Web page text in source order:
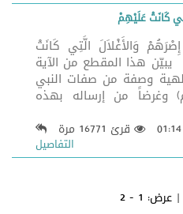
كَانَتْ عَلَيْهِمْ
وَالأَغْلاَلَ الَّتِي كَانَتْ
157) يبيّن هذا المقطع من الآية
وصفة من صفات النبي
وغرضاً من إرساله بهذه
قرئ 16771 مرة
التفاصيل
| عرض: 1 - 2